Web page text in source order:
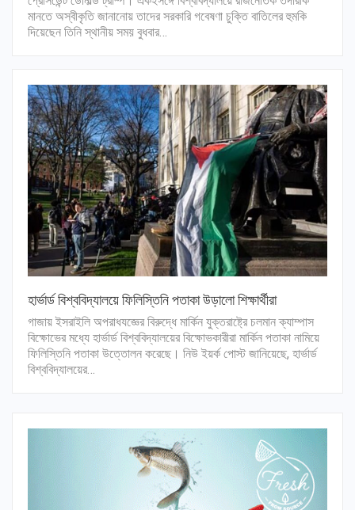
মানতে অস্বীকৃতি জানানোয় তাদের সরকারি গবেষণা চুক্তি বাতিলের হুমকি
দিয়েছেন তিনি স্থানীয় সময় বুধবার…
হার্ভার্ড বিশ্ববিদ্যালয়ে ফিলিস্তিনি পতাকা উড়ালো শিক্ষার্থীরা
গাজায় ইসরাইলি অপরাধযজ্ঞের বিরুদ্ধে মার্কিন যুক্তরাষ্ট্রে চলমান ক্যাম্পাস
বিক্ষোভের মধ্যে হার্ভার্ড বিশ্ববিদ্যালয়ের বিক্ষোভকারীরা মার্কিন পতাকা নামিয়ে
ফিলিস্তিনি পতাকা উত্তোলন করেছে। নিউ ইয়র্ক পোস্ট জানিয়েছে, হার্ভার্ড
বিশ্ববিদ্যালয়ের…